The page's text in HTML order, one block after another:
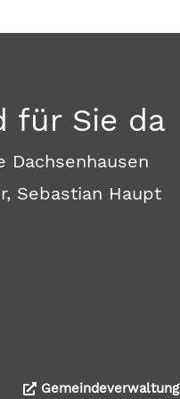
für Sie da
Dachsenhausen
Sebastian Haupt
Gemeindeverwaltung